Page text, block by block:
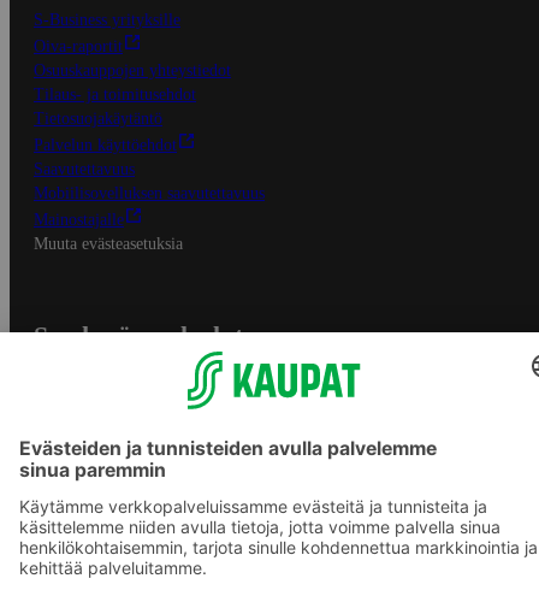
S-Business yrityksille
Oiva-raportit
Osuuskauppojen yhteystiedot
Tilaus- ja toimitusehdot
Tietosuojakäytäntö
Palvelun käyttöehdot
Saavutettavuus
Mobiilisovelluksen saavutettavuus
Mainostajalle
Muuta evästeasetuksia
S-ryhmän palvelut
Yhteishyvä Ruoka -sovellus
S-ostoslista -sovellus
Prisma.fi
Sokos.fi
S-Pankki